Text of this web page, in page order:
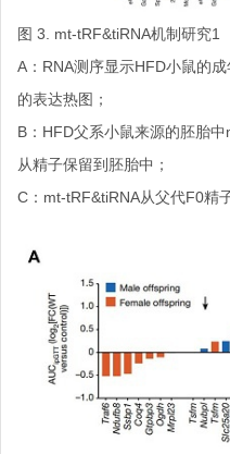
图 3. mt-tRF&tiRNA机制研究1
A：RNA测序显示HFD小鼠的
的表达热图；
B：HFD父系小鼠来源的胚胎
从精子保留到胚胎中；
C：mt-tRF&tiRNA从父代F0精